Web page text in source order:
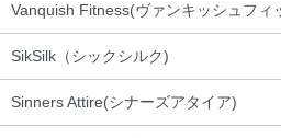
Vanquish Fitness(ヴァンキッシュフィ
SikSilk（シックシルク)
Sinners Attire(シナーズアタイア)